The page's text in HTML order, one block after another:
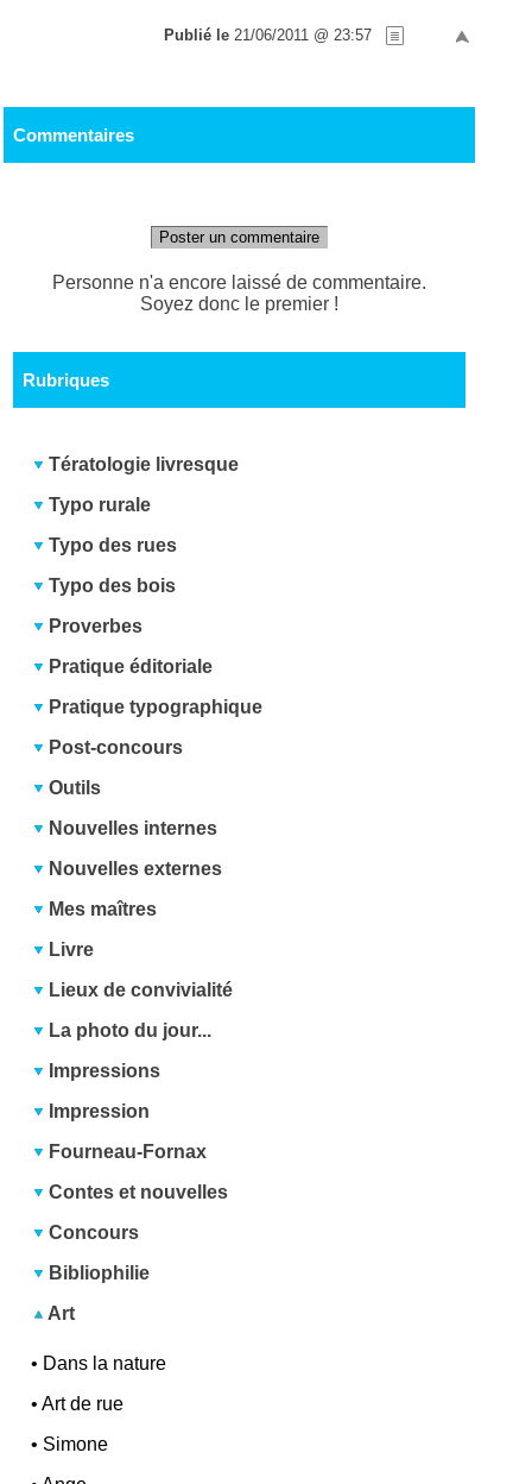
Publié le 21/06/2011 @ 23:57
Commentaires
Poster un commentaire
Personne n'a encore laissé de commentaire.
Soyez donc le premier !
Rubriques
Tératologie livresque
Typo rurale
Typo des rues
Typo des bois
Proverbes
Pratique éditoriale
Pratique typographique
Post-concours
Outils
Nouvelles internes
Nouvelles externes
Mes maîtres
Livre
Lieux de convivialité
La photo du jour...
Impressions
Impression
Fourneau-Fornax
Contes et nouvelles
Concours
Bibliophilie
Art
• Dans la nature
•Art de rue
• Simone